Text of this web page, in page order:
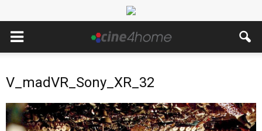
V_madVR_Sony_XR_32